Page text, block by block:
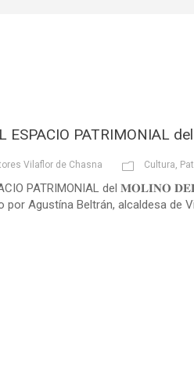
ESPACIO
Vilaflor de Chasna Cultura,
PATRIMONIAL del 𝐌𝐎𝐋𝐈𝐍𝐎
por Agustína Beltrán, alcaldesa de